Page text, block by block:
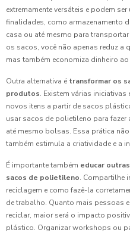
extremamente versáteis e podem
finalidades, como armazenamento
casa ou até mesmo para
os sacos, você não apenas reduz
mas também economiza dinheiro
Outra alternativa é transformar os
produtos. Existem várias
novos itens a partir de sacos
usar sacos de polietileno para
até mesmo bolsas. Essa prática
também estimula a criatividade e a
É importante também educar
sacos de polietileno. Compartilhe
reciclagem e como fazê-la
de trabalho. Quanto mais pessoas
reciclar, maior será o impacto
plástico. Organizar workshops ou